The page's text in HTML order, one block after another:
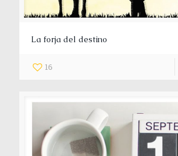
La forja del destino
16